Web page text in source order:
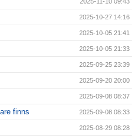
2025-10-27 14:16
2025-10-05 21:41
2025-10-05 21:33
2025-09-25 23:39
2025-09-20 20:00
2025-09-08 08:37
finns 2025-09-08 08:33
2025-08-29 08:28